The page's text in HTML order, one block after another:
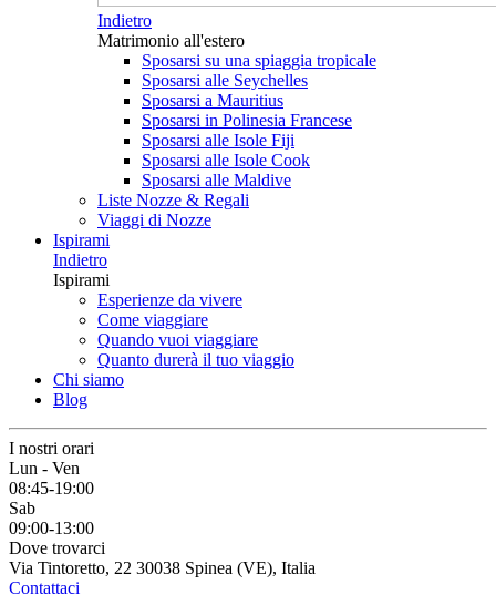
Indietro
Matrimonio all'estero
Sposarsi su una spiaggia tropicale
Sposarsi alle Seychelles
Sposarsi a Mauritius
Sposarsi in Polinesia Francese
Sposarsi alle Isole Fiji
Sposarsi alle Isole Cook
Sposarsi alle Maldive
Liste Nozze & Regali
Viaggi di Nozze
Ispirami
Indietro
Ispirami
Esperienze da vivere
Come viaggiare
Quando vuoi viaggiare
Quanto durerà il tuo viaggio
Chi siamo
Blog
I nostri orari
Lun - Ven
08:45-19:00
Sab
09:00-13:00
Dove trovarci
Via Tintoretto, 22 30038 Spinea (VE), Italia
Contattaci